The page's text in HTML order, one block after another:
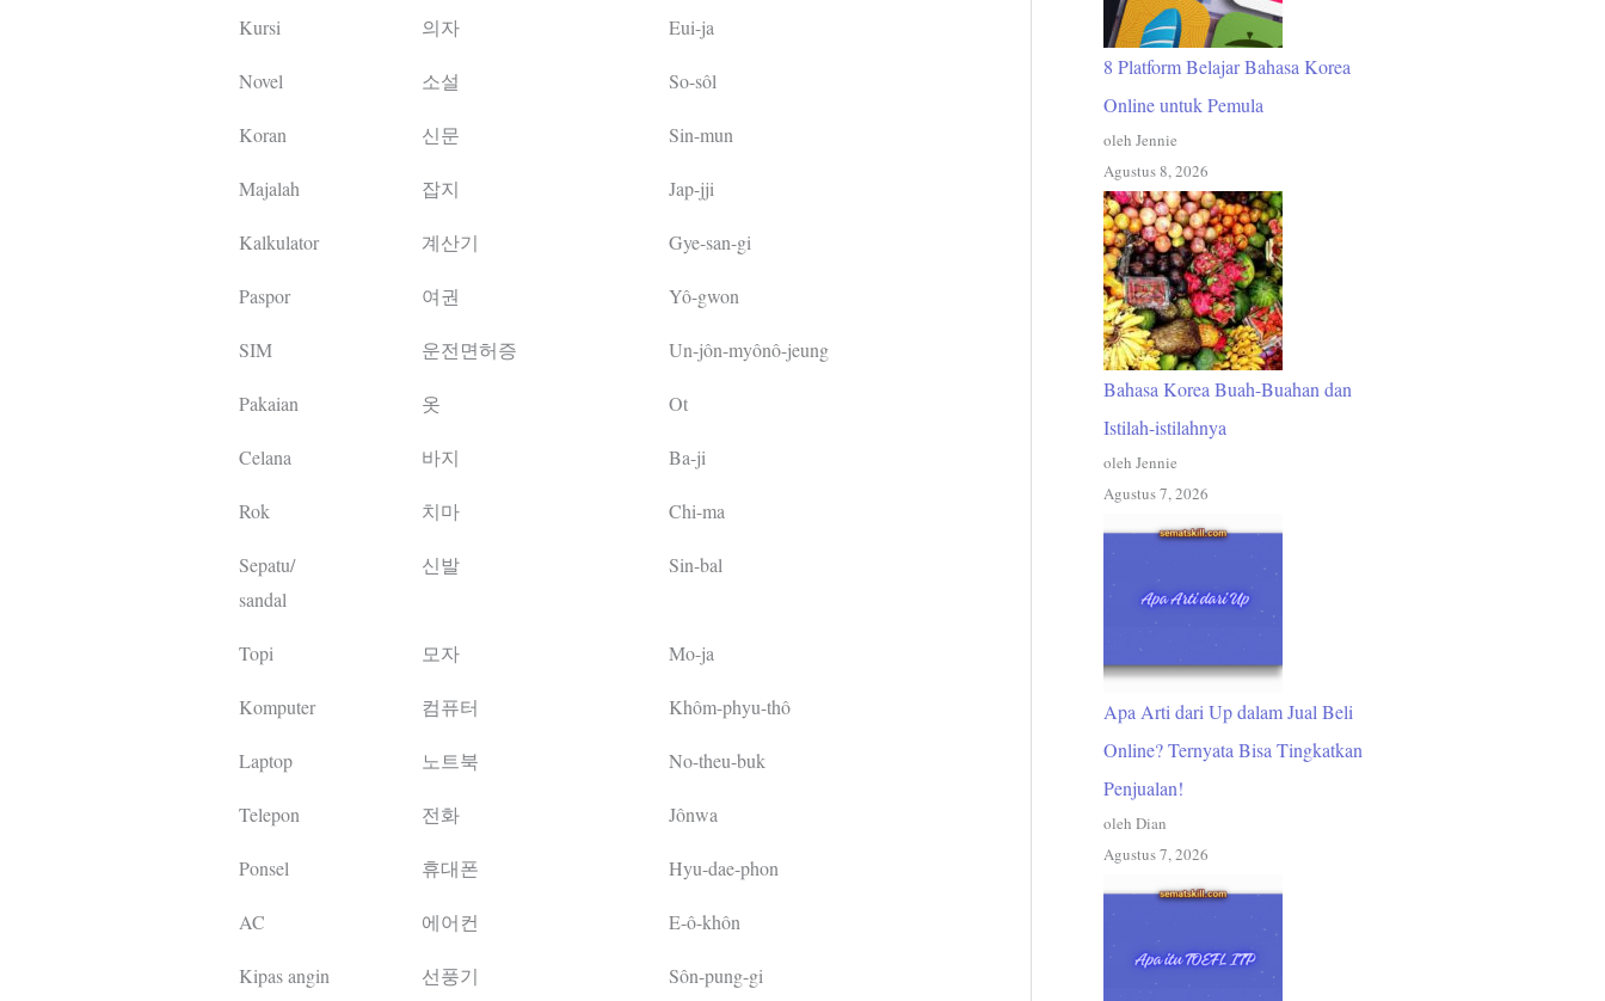
Kursi 의자 Eui-ja
Novel 소설 So-sôl
Koran 신문 Sin-mun
Majalah 잡지 Jap-jji
Kalkulator 계산기 Gye-san-gi
Paspor 여권 Yô-gwon
SIM 운전면허증 Un-jôn-myônô-jeung
Pakaian 옷 Ot
Celana 바지 Ba-ji
Rok 치마 Chi-ma
Sepatu/
sandal
신발 Sin-bal
Topi 모자 Mo-ja
Komputer 컴퓨터 Khôm-phyu-thô
Laptop 노트북 No-theu-buk
Telepon 전화 Jônwa
Ponsel 휴대폰 Hyu-dae-phon
AC 에어컨 E-ô-khôn
Kipas angin 선풍기 Sôn-pung-gi
8 Platform Belajar Bahasa Korea
Online untuk Pemula
oleh Jennie
Agustus 8, 2026
Bahasa Korea Buah-Buahan dan
Istilah-istilahnya
oleh Jennie
Agustus 7, 2026
Apa Arti dari Up dalam Jual Beli
Online? Ternyata Bisa Tingkatkan
Penjualan!
oleh Dian
Agustus 7, 2026